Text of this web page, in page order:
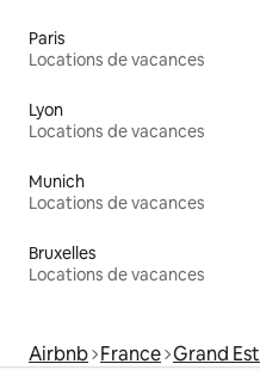
Paris
Locations de vacances
Lyon
Locations de vacances
Munich
Locations de vacances
Bruxelles
Locations de vacances
Airbnb France Grand Est